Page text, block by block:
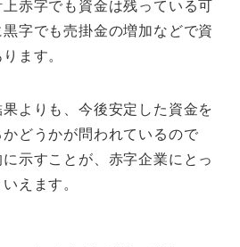
赤字でも資金は残っている可
字でも売掛金の増加などで資
ます。
よりも、今後安定した資金を
どうかが問われているので
示すことが、赤字企業にとっ
えます。